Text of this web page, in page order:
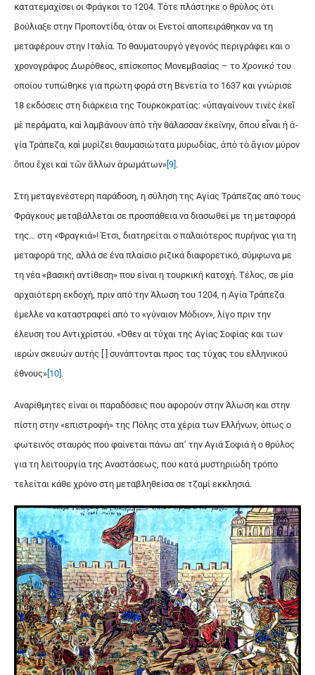
κατατεμαχίσει οι Φράγκοι το 1204. Τότε πλάστηκε ο θρύλος ότι
βούλιαξε στην Προποντίδα, όταν οι Ενετοί αποπειράθηκαν να τη
μεταφέρουν στην Ιταλία. Το θαυματουργό γεγονός περιγράφει και ο
χρονογράφος Δωρόθεος, επίσκοπος Μονεμβασίας – το Χρονικό του
οποίου τυπώθηκε για πρώτη φορά στη Βενετία το 1637 και γνώρισε
18 εκδόσεις στη διάρκεια της Τουρκοκρατίας: «ὑ­πα­γαί­νουν τι­νὲς ἐ­κεῖ
μὲ πε­ρά­μα­τα, καὶ λαμ­βά­νουν ἀ­πὸ τὴν θά­λασ­σαν ἐ­κεί­νην, ὅ­που εἶ­ναι ἡ ἁ­
γί­α Τρά­πε­ζα, καὶ μυ­ρί­ζει θαυ­μα­σι­ώ­τα­τα μυ­ρω­δί­ας, ἀ­πὸ τὸ ἅ­γιον μύ­ρον
ὅ­που ἔ­χει καὶ τῶν ἄλ­λων ἀ­ρω­μά­των»[9].
Στη μεταγενέστερη παράδοση, η σύληση της Αγίας Τράπεζας από τους
Φράγκους μεταβάλλεται σε προσπάθεια να διασωθεί με τη μεταφορά
της… στη «Φραγκιά»! Έτσι, διατηρείται ο παλαιότερος πυρήνας για τη
μεταφορά της, αλλά σε ένα πλαίσιο ριζικά διαφορετικό, σύμφωνα με
τη νέα «βασική αντίθεση» που είναι η τουρκική κατοχή. Τέλος, σε μία
αρχαιότερη εκδοχή, πριν από την Άλωση του 1204, η Αγία Τράπεζα
έμελλε να καταστραφεί από το «γύναιον Μόδιον», λίγο πριν την
έλευση του Αντιχρίστου. «Όθεν αι τύχαι της Αγίας Σοφίας και των
ιερών σκευών αυτής [ ] συνάπτονται προς τας τύχας του ελληνικού
έθνους»[10].
Αναρίθμητες είναι οι παραδόσεις που αφορούν στην Άλωση και στην
πίστη στην «επιστροφή» της Πόλης στα χέρια των Ελλήνων, όπως ο
φωτεινός σταυρός που φαίνεται πάνω απ’ την Αγιά Σοφιά ή ο θρύλος
για τη λειτουργία της Αναστάσεως, που κατά μυστηριώδη τρόπο
τελείται κάθε χρόνο στη μεταβληθείσα σε τζαμί εκκλησιά.